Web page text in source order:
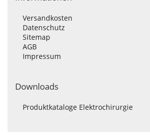
Versandkosten
Datenschutz
Sitemap
AGB
Impressum
Downloads
Produktkataloge Elektrochirurgie